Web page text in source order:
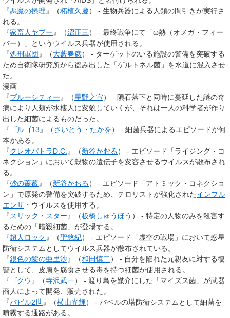
『悪魔の摂理 』（柘植久慶） - 生物兵器による人類の間引きが実行さ
れる。
『家畜人ヤプー 』（沼正三） - 最終戦争にて「ω熱（オメガ・フィー
バー）」というウイルス兵器が使用される。
『処刑軍団 』（大藪春彦） - ターゲットのいる施設の警備を突破する
ため自衛隊研究所から盗み出した「ゲルトネル菌」を水道に混入させ
た。
漫画
『ブルーシティー 』（星野之宣） - 隕石落下と同時に蔓延した謎の奇
病により人類が水棲人に変貌していくが、それは一人の科学者が作り
出した細菌によるものだった。
『ゴルゴ13 』（さいとう・たかを） - 細菌兵器によるエピソードが何
本かある。
『クレオパトラD.C. 』（新谷かおる） - エピソード「ライジング・コ
ネクション」において穀物の遺伝子を変容させるウイルスが散布され
る。
『砂の薔薇』（新谷かおる） - エピソード「アトミック・コネクショ
ン」で原発の警備を突破するため、テロリストが強化されたインフル
エンザ ・ウイルスを使用する。
『スリック・スター 』（板橋しゅうほう ） - 特定の人物のみを殺害す
るための「暗殺細菌」が登場する。
『超人ロック 』（聖悠紀） - エピソード「虚空の戦場」において惑星
防衛システムとしてウイルス兵器が散布されている。
『銀色の髪の亜里沙』（和田慎二 ） - 自分を陥れた元親友に対する復
讐として、皮膚を腐食させる毒を持つ細菌が使用される。
『ゴクウ 』（寺沢武一） - 渡り鳥を媒介にした「マイズス菌」が武器
商人によって開発、販売された。
『バビル2世』（横山光輝） - バベルの塔防衛システムとして細菌を
噴霧する通路がある。